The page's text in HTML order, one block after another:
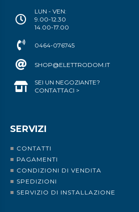
LUN - VEN:
9.00-12.30
14.00-17.00
0464-076745
SHOP@ELETTRODOM.IT
SEI UN NEGOZIANTE?
CONTATTACI >
SERVIZI
CONTATTI
PAGAMENTI
CONDIZIONI DI VENDITA
SPEDIZIONI
SERVIZIO DI INSTALLAZIONE